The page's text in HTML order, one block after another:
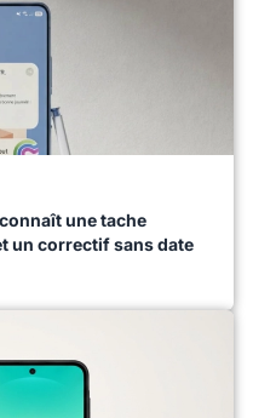
une tache
un correctif sans date